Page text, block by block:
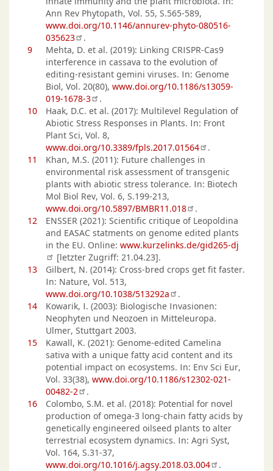
Ann Rev Phytopath, Vol. 55, S.565-589,
www.doi.org/10.1146/annurev-phyto-080516-
035623
.
9
Mehta, D. et al. (2019): Linking CRISPR-Cas9
interference in cassava to the evolution of
editing-resistant gemini viruses. In: Genome
Biol, Vol. 20(80), www.doi.org/10.1186/s13059-
019-1678-3
.
10
Haak, D.C. et al. (2017): Multilevel Regulation of
Abiotic Stress Responses in Plants. In: Front
Plant Sci, Vol. 8,
www.doi.org/10.3389/fpls.2017.01564
.
11
Khan, M.S. (2011): Future challenges in
environmental risk assessment of transgenic
plants with abiotic stress tolerance. In: Biotech
Mol Biol Rev, Vol. 6, S.199-213,
www.doi.org/10.5897/BMBR11.018
.
12
ENSSER (2021): Scientific critique of Leopoldina
and EASAC statments on genome edited plants
in the EU. Online: www.kurzelinks.de/gid265-dj
[letzter Zugriff: 21.04.23].
13
Gilbert, N. (2014): Cross-bred crops get fit faster.
In: Nature, Vol. 513,
www.doi.org/10.1038/513292a
.
14
Kowarik, I. (2003): Biologische Invasionen:
Neophyten und Neozoen in Mitteleuropa.
Ulmer, Stuttgart 2003.
15
Kawall, K. (2021): Genome-edited Camelina
sativa with a unique fatty acid content and its
potential impact on ecosystems. In: Env Sci Eur,
Vol. 33(38), www.doi.org/10.1186/s12302-021-
00482-2
.
16
Colombo, S.M. et al. (2018): Potential for novel
production of omega-3 long-chain fatty acids by
genetically engineered oilseed plants to alter
terrestrial ecosystem dynamics. In: Agri Syst,
Vol. 164, S.31-37,
www.doi.org/10.1016/j.agsy.2018.03.004
.